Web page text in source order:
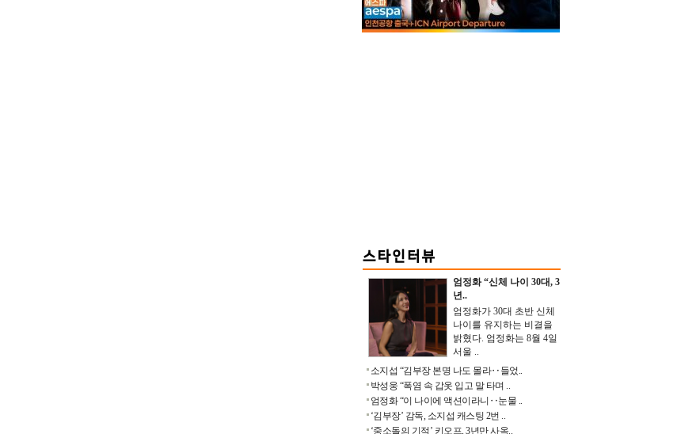
엄정화 “신체 나이 30대, 3
년..
엄정화가 30대 초반 신체
나이를 유지하는 비결을
밝혔다. 엄정화는 8월 4일
서울 ..
소지섭 “김부장 본명 나도 몰라‥들었..
박성웅 “폭염 속 갑옷 입고 말 타며 ..
엄정화 “이 나이에 액션이라니‥눈물 ..
‘김부장’ 감독, 소지섭 캐스팅 2번 ..
‘중소돌의 기적’ 키오프, 3년만 사옥..